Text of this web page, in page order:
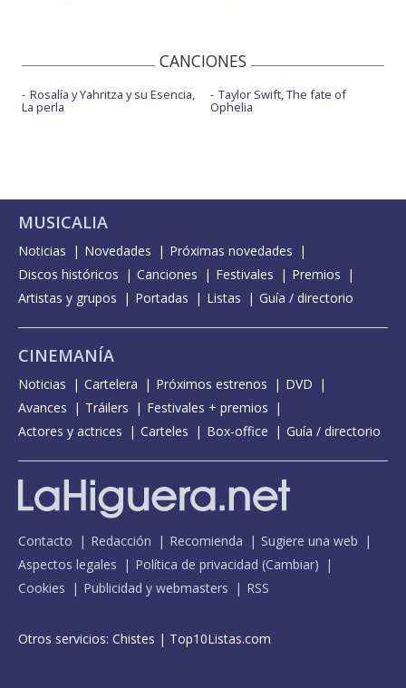
CANCIONES
Rosalía y Yahritza y su Esencia,
La perla
Taylor Swift, The fate of
Ophelia
MUSICALIA
Noticias Novedades
Próximas novedades
Discos históricos
Canciones Festivales
Premios
Artistas y grupos
Portadas Listas Guía / directorio
CINEMANÍA
Noticias Cartelera Próximos estrenos
DVD
Avances
Tráilers
Festivales + premios
Actores y actrices
Carteles Box-office Guía / directorio
Contacto Redacción Recomienda
Sugiere una web
Aspectos legales
Política de privacidad (Cambiar)
Cookies
Publicidad y webmasters RSS
Otros servicios: Chistes | Top10Listas.com